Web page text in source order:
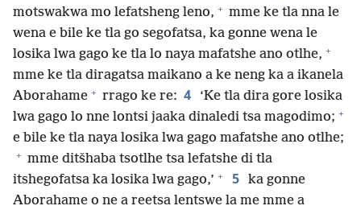
motswakwa mo lefatsheng leno, + mme ke tla nna le
wena e bile ke tla go segofatsa, ka gonne wena le
losika lwa gago ke tla lo naya mafatshe ano otlhe, +
mme ke tla diragatsa maikano a ke neng ka a ikanela
Aborahame + rrago ke re: 4
‘Ke tla dira gore losika
lwa gago lo nne lontsi jaaka dinaledi tsa magodimo; +
e bile ke tla naya losika lwa gago mafatshe ano otlhe;
+ mme ditšhaba tsotlhe tsa lefatshe di tla
itshegofatsa ka losika lwa gago,’ + 5 ka gonne
Aborahame o ne a reetsa lentswe la me mme a